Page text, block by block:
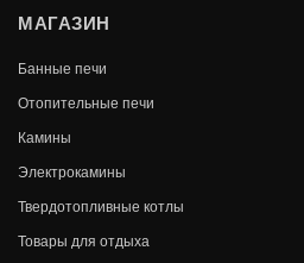
МАГАЗИН
Банные печи
Отопительные печи
Камины
Электрокамины
Твердотопливные котлы
Товары для отдыха